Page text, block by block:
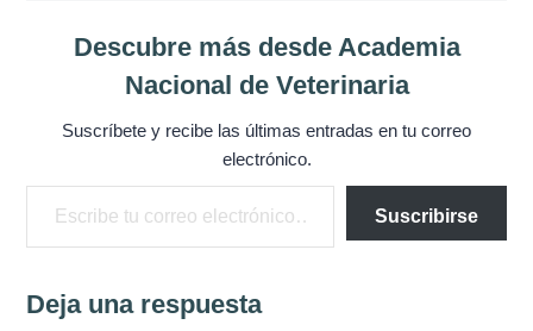
Contacto
Publicaciones
Documentos
Boletín ANV
Descubre más desde Academia
Nacional de Veterinaria
Suscríbete y recibe las últimas entradas en tu correo
electrónico.
Escribe tu correo electrónico…
Suscribirse
Deja una respuesta